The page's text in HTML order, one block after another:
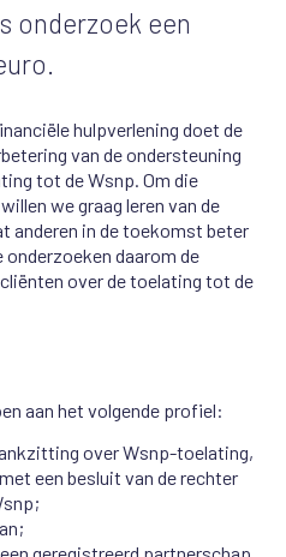
onderzoek een
hulpverlening doet de
van de ondersteuning
tot de Wsnp. Om die
we graag leren van de
anderen in de toekomst beter
onderzoeken daarom de
over de toelating tot de
aan het volgende profiel:
over Wsnp-toelating,
een besluit van de rechter